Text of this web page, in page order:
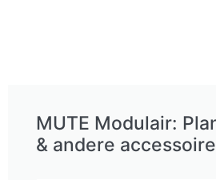
MUTE Modulair:
& andere